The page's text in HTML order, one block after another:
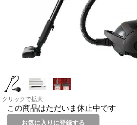
クリックで拡大
この商品はただいま休止中です